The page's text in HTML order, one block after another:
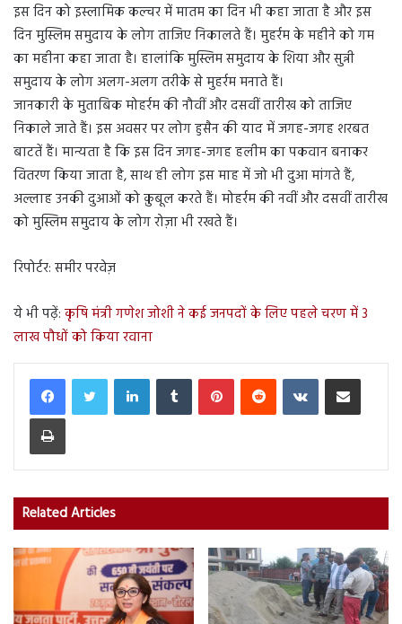
इस दिन को इस्लामिक कल्चर में मातम का दिन भी कहा जाता है और इस
दिन मुस्लिम समुदाय के लोग ताजिए निकालते हैं। मुहर्रम के महीने को गम
का महीना कहा जाता है। हालांकि मुस्लिम समुदाय के शिया और सुन्नी
समुदाय के लोग अलग-अलग तरीके से मुहर्रम मनाते हैं।
जानकारी के मुताबिक मोहर्रम की नौवीं और दसवीं तारीख को ताजिए
निकाले जाते हैं। इस अवसर पर लोग हुसैन की याद में जगह-जगह शरबत
बाटतें हैं। मान्यता है कि इस दिन जगह-जगह हलीम का पकवान बनाकर
वितरण किया जाता है, साथ ही लोग इस माह में जो भी दुआ मांगते हैं,
अल्लाह उनकी दुआओं को क़ुबूल करते हैं। मोहर्रम की नवीं और दसवीं तारीख
को मुस्लिम समुदाय के लोग रोज़ा भी रखते हैं।
रिपोर्टर: समीर परवेज़
ये भी पढ़ें: कृषि मंत्री गणेश जोशी ने कई जनपदों के लिए पहले चरण में 3
लाख पौधों को किया रवाना
LinkedInTumblr PinterestReddit VKontakteShare via Email
Print
Related Articles